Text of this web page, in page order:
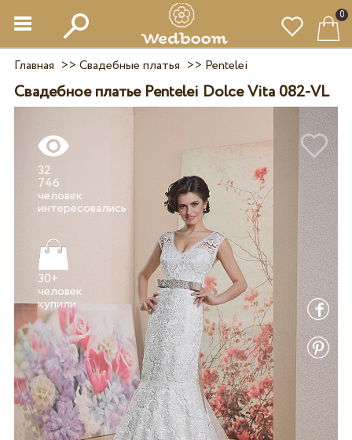
0
Главная >> Свадебные платья >> Pentelei
Свадебное платье Pentelei Dolce Vita 082-VL
32
746
человек
30+
человек